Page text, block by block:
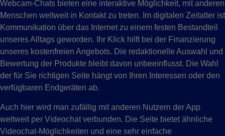
Webcam-Chats bieten eine interaktive Möglichkeit, mit anderen
Menschen weltweit in Kontakt zu treten. Im digitalen Zeitalter ist
Kommunikation über das Internet zu einem festen Bestandteil
unseres Alltags geworden. Ihr Klick hilft bei der Finanzierung
unseres kostenfreien Angebots. Die redaktionelle Auswahl und
Bewertung der Produkte bleibt davon unbeeinflusst. Die Wahl
der für Sie richtigen Seite hängt von Ihren Interessen oder den
verfügbaren Endgeräten ab.
Auch hier wird man zufällig mit anderen Nutzern der App
weltweit per Videochat verbunden. Die Seite bietet ähnliche
Videochat-Möglichkeiten und eine sehr einfache